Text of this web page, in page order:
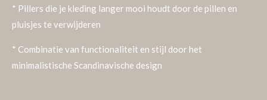
* Pillers die je kleding langer mooi houdt door de pillen en
pluisjes te verwijderen
* Combinatie van functionaliteit en stijl door het
minimalistische Scandinavische design